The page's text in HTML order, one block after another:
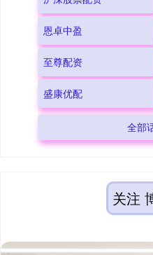
恩卓中盈
至尊配资
盛康优配
全部
关注